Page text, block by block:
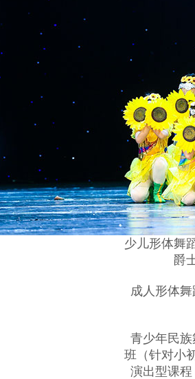
少儿形体舞蹈
爵士
成人形体舞蹈
青少年民族
班（针对小初
演出型课程